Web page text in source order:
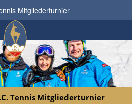
Mitgliederturnier
Tennis Mitgliederturnier